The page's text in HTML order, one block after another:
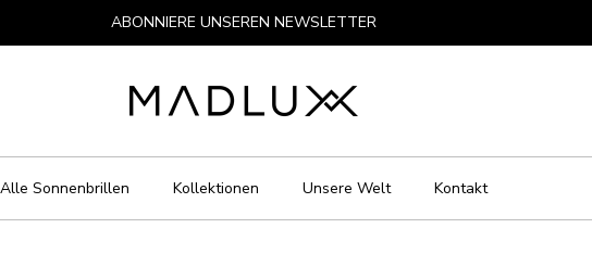
ABONNIERE UNSEREN NEWSLETTER
Alle Sonnenbrillen Kollektionen Unsere Welt Kontakt